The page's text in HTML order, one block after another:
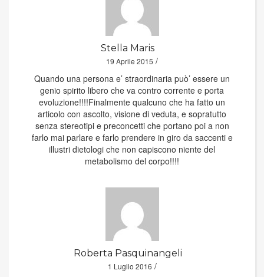
Stella Maris
19 Aprile 2015 /
Quando una persona e’ straordinaria può’ essere un
genio spirito libero che va contro corrente e porta
evoluzione!!!!Finalmente qualcuno che ha fatto un
articolo con ascolto, visione di veduta, e sopratutto
senza stereotipi e preconcetti che portano poi a non
farlo mai parlare e farlo prendere in giro da saccenti e
illustri dietologi che non capiscono niente del
metabolismo del corpo!!!!
Roberta Pasquinangeli
1 Luglio 2016 /